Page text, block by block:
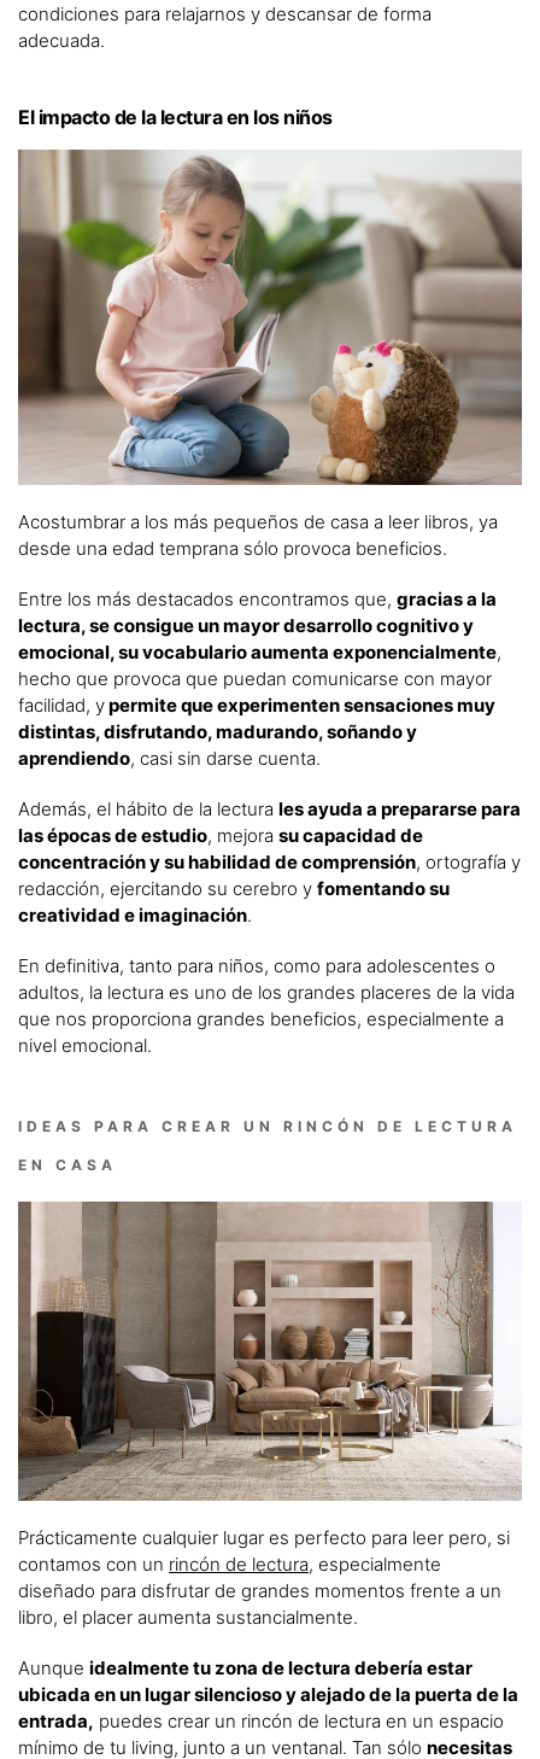
condiciones para relajarnos y descansar de forma
adecuada.
El impacto de la lectura en los niños
Acostumbrar a los más pequeños de casa a leer libros, ya
desde una edad temprana sólo provoca beneficios.
Entre los más destacados encontramos que, gracias a la
lectura, se consigue un mayor desarrollo cognitivo y
emocional, su vocabulario aumenta exponencialmente,
hecho que provoca que puedan comunicarse con mayor
facilidad, ypermite que experimenten sensaciones muy
distintas, disfrutando, madurando, soñando y
aprendiendo, casi sin darse cuenta.
Además, el hábito de la lectura les ayuda a prepararse para
las épocas de estudio, mejora su capacidad de
concentración y su habilidad de comprensión, ortografía y
redacción, ejercitando su cerebro y fomentando su
creatividad e imaginación.
En definitiva, tanto para niños, como para adolescentes o
adultos, la lectura es uno de los grandes placeres de la vida
que nos proporciona grandes beneficios, especialmente a
nivel emocional.
IDEAS PARA CREAR UN RINCÓN DE LECTURA
EN CASA
Prácticamente cualquier lugar es perfecto para leer pero, si
contamos con un rincón de lectura, especialmente
diseñado para disfrutar de grandes momentos frente a un
libro, el placer aumenta sustancialmente.
Aunque idealmente tu zona de lectura debería estar
ubicada en un lugar silencioso y alejado de la puerta de la
entrada, puedes crear un rincón de lectura en un espacio
mínimo de tu living, junto a un ventanal. Tan sólo necesitas